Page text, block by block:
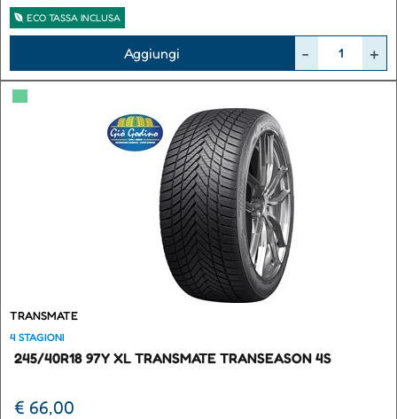
ECO TASSA INCLUSA
Aggiungi
▀
TRANSMATE
4 STAGIONI
245/40R18 97Y XL TRANSMATE TRANSEASON 4S
€ 66,00